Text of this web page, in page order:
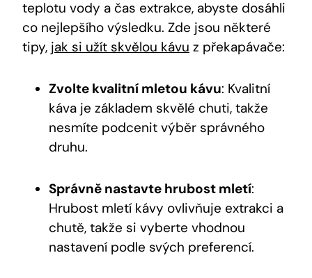
teplotu vody a čas extrakce, abyste dosáhli
co nejlepšího výsledku. Zde jsou některé
tipy, jak si užít skvělou kávu z překapávače:
Zvolte kvalitní mletou kávu: Kvalitní
káva je základem skvělé chuti, takže
nesmíte podcenit výběr správného
druhu.
Správně nastavte hrubost mletí:
Hrubost mletí kávy ovlivňuje extrakci a
chutě, takže si vyberte vhodnou
nastavení podle svých preferencí.